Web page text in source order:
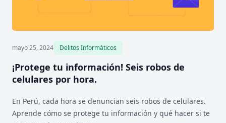
mayo 25, 2024 Delitos Informáticos
¡Protege tu información! Seis robos de
celulares por hora.
En Perú, cada hora se denuncian seis robos de celulares.
Aprende cómo se protege tu información y qué hacer si te